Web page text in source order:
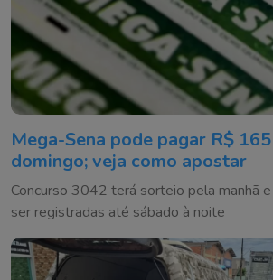
Mega-Sena pode pagar R$
domingo; veja como apostar
Concurso 3042 terá sorteio pela manhã
ser registradas até sábado à noite